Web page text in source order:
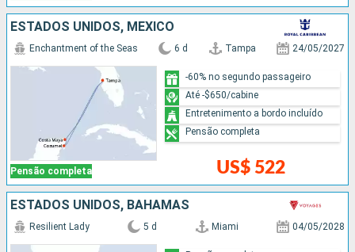
ESTADOS UNIDOS, MÉXICO
Pensão completa
Enchantment of the Seas 6 d Tampa 24/05/2027
US$ 522
-60% no segundo passageiro
Até -$650/cabine
Entretenimento a bordo incluído
Pensão completa
ESTADOS UNIDOS, BAHAMAS
Resilient Lady 5 d Miami 04/05/2028